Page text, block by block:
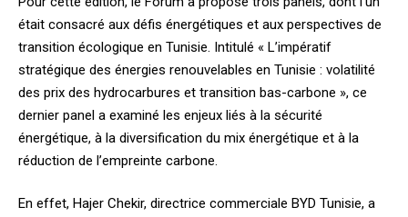
était consacré aux défis énergétiques et aux perspectives de
transition écologique en Tunisie. Intitulé « L’impératif
stratégique des énergies renouvelables en Tunisie : volatilité
des prix des hydrocarbures et transition bas-carbone », ce
dernier panel a examiné les enjeux liés à la sécurité
énergétique, à la diversification du mix énergétique et à la
réduction de l’empreinte carbone.
En effet, Hajer Chekir, directrice commerciale BYD Tunisie, a